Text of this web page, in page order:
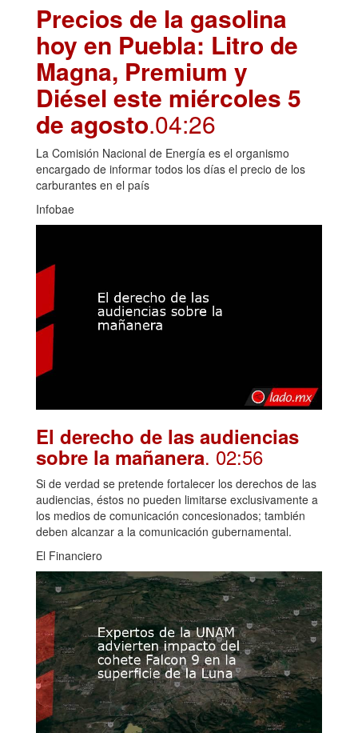
Precios de la gasolina
hoy en Puebla: Litro de
Magna, Premium y
Diésel este miércoles 5
de agosto.04:26
La Comisión Nacional de Energía es el organismo
encargado de informar todos los días el precio de los
carburantes en el país
Infobae
El derecho de las audiencias
sobre la mañanera. 02:56
Si de verdad se pretende fortalecer los derechos de las
audiencias, éstos no pueden limitarse exclusivamente a
los medios de comunicación concesionados; también
deben alcanzar a la comunicación gubernamental.
El Financiero